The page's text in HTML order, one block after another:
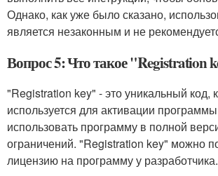
Однако, как уже было сказано,
является незаконным и не
Вопрос 5: Что такое "Registration
"Registration key" - это уникальный код,
используется для активации
использовать программу в полной
ограничений. "Registration key" можно
лицензию на программу у разработчика.